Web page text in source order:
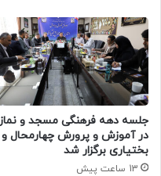
جلسه دهه فرهنگی مسجد و نماز
در آموزش و پرورش چهارمحال و
بختیاری برگزار شد
13 ساعت پیش